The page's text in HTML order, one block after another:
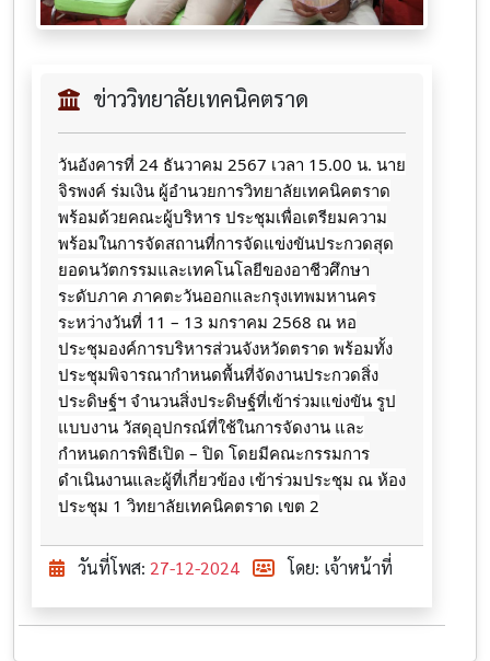
ข่าววิทยาลัยเทคนิคตราด
วันอังคารที่ 24 ธันวาคม 2567 เวลา 15.00 น. นาย
จิรพงค์ ร่มเงิน ผู้อำนวยการวิทยาลัยเทคนิคตราด
พร้อมด้วยคณะผู้บริหาร ประชุมเพื่อเตรียมความ
พร้อมในการจัดสถานที่การจัดแข่งขันประกวดสุด
ยอดนวัตกรรมและเทคโนโลยีของอาชีวศึกษา
ระดับภาค ภาคตะวันออกและกรุงเทพมหานคร
ระหว่างวันที่ 11 – 13 มกราคม 2568 ณ หอ
ประชุมองค์การบริหารส่วนจังหวัดตราด พร้อมทั้ง
ประชุมพิจารณากำหนดพื้นที่จัดงานประกวดสิ่ง
ประดิษฐ์ฯ จำนวนสิ่งประดิษฐ์ที่เข้าร่วมแข่งขัน รูป
แบบงาน วัสดุอุปกรณ์ที่ใช้ในการจัดงาน และ
กำหนดการพิธีเปิด – ปิด โดยมีคณะกรรมการ
ดำเนินงานและผู้ที่เกี่ยวข้อง เข้าร่วมประชุม ณ ห้อง
ประชุม 1 วิทยาลัยเทคนิคตราด เขต 2
วันที่โพส: 27-12-2024 โดย: เจ้าหน้าที่